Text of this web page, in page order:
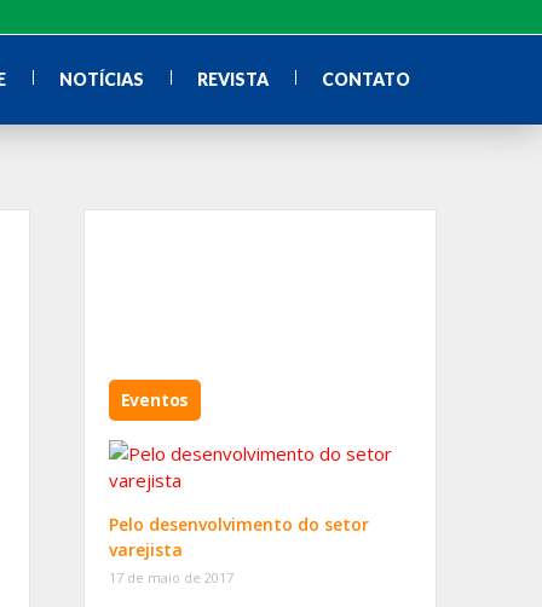
NOTÍCIAS REVISTA CONTATO
Eventos
Pelo desenvolvimento do setor
varejista
17 de maio de 2017